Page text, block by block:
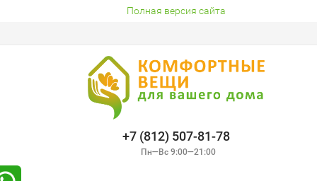
Полная версия сайта
+7 (812) 507-81-78
Пн—Вс 9:00—21:00